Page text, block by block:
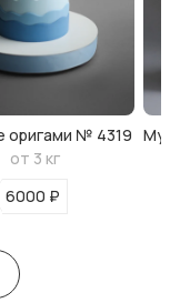
оригами № 4319
от 3 кг
6000 ₽